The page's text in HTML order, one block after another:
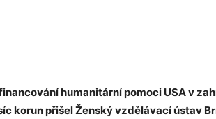
humanitární pomoci USA v
korun přišel Ženský vzdělávací ústav